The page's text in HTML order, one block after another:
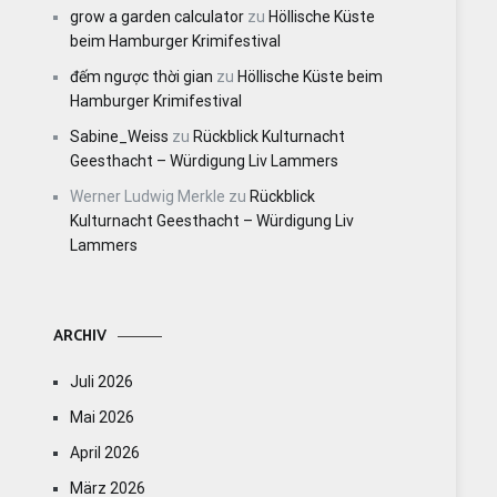
grow a garden calculator zu Höllische Küste
beim Hamburger Krimifestival
đếm ngược thời gian zu Höllische Küste beim
Hamburger Krimifestival
Sabine_Weiss zu Rückblick Kulturnacht
Geesthacht – Würdigung Liv Lammers
Werner Ludwig Merkle zu Rückblick
Kulturnacht Geesthacht – Würdigung Liv
Lammers
ARCHIV
Juli 2026
Mai 2026
April 2026
März 2026